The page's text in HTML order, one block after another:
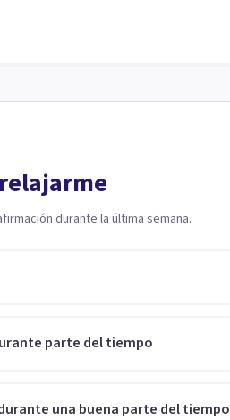
durante la última semana.
parte del tiempo
una buena parte del tiempo